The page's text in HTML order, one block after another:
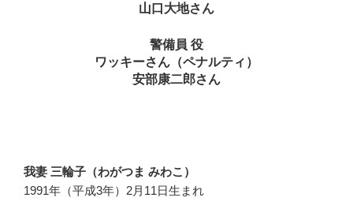
山口大地さん
警備員 役
ワッキーさん（ペナルティ）
安部康二郎さん
我妻 三輪子（わがつま みわこ）
1991年（平成3年）2月11日生まれ